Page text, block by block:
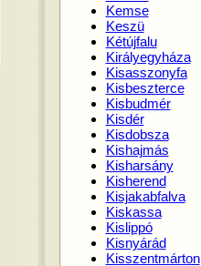
Kemse
Keszü
Kétújfalu
Királyegyháza
Kisasszonyfa
Kisbeszterce
Kisbudmér
Kisdér
Kisdobsza
Kishajmás
Kisharsány
Kisherend
Kisjakabfalva
Kiskassa
Kislippó
Kisnyárád
Kisszentmárton